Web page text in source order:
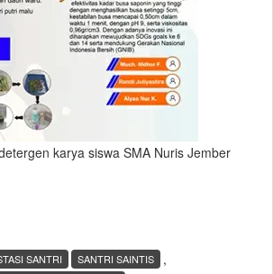
karya siswa SMA Nuris Jember
,
SANTRI
SANTRI SAINTIS